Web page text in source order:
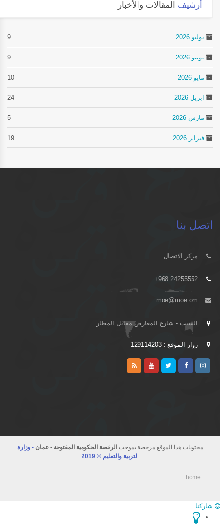
أرشيفالمقالات والأخبار
يوليو 2026
يونيو 2026
مايو 2026 10
ابريل 2026 24
مارس 2026
فبراير 2026 19
اتصل بنا
مركز الاتصال
+968 24255552
moe@moe.om
السيب - شارع المعارض مقابل المطار
زوار الموقع : 129114203
محتويات هذا الموقع مرخصة بموجبالرخصة الحكومية المفتوحة - عمان- وزارة
التربية والتعليم © 2019
home